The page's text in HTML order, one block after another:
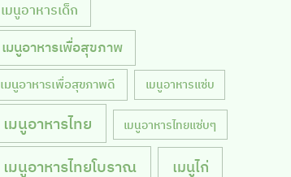
เมนูอาหารเด็ก
เมนูอาหารเพื่อสุขภาพ
เมนูอาหารเพื่อสุขภาพดี เมนูอาหารแซ่บ
เมนูอาหารไทย เมนูอาหารไทยแซ่บๆ
เมนูอาหารไทยโบราณ เมนูไก่